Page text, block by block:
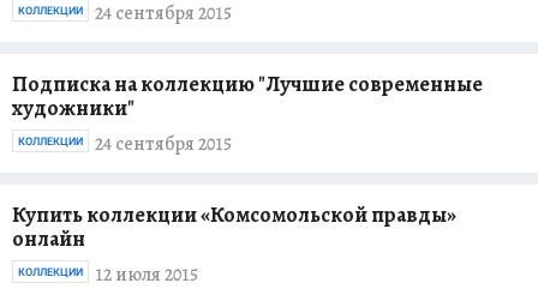
24 сентября 2015
КОЛЛЕКЦИИ
Подписка на коллекцию "Лучшие современные
художники"
24 сентября 2015
КОЛЛЕКЦИИ
Купить коллекции «Комсомольской правды»
онлайн
12 июля 2015
КОЛЛЕКЦИИ